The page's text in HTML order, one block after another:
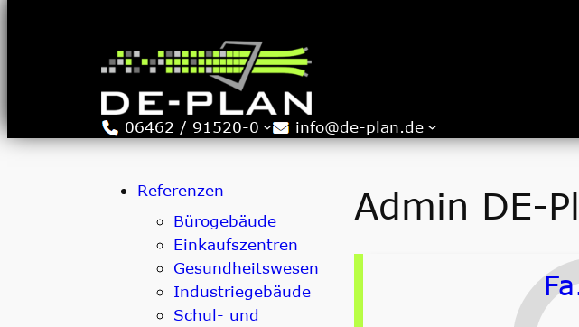
06462 / 91520-0 info@de-plan.de
Referenzen
Bürogebäude
Einkaufszentren
Gesundheitswesen
Industriegebäude
Schul- und
Admin DE-